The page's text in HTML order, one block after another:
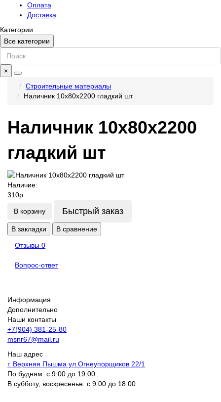
Оплата
Доставка
Категории
Все категории
×
Строительные материалы
Наличник 10х80х2200 гладкий шт
Наличник 10х80х2200
гладкий шт
Наличие:
310р.
В корзину Быстрый заказ
В закладки В сравнение
Отзывы 0
Вопрос-ответ
Информация
Дополнительно
Наши контакты
+7(904) 381-25-80
msnr67@mail.ru
Наш адрес
г. Верхняя Пышма ул.Огнеупорщиков 22/1
По будням: с 9:00 до 19:00
В субботу, воскресенье: с 9:00 до 18:00